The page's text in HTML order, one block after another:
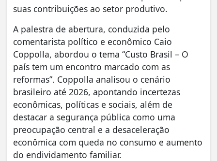
suas contribuições ao setor produtivo.
A palestra de abertura, conduzida pelo
comentarista político e econômico Caio
Coppolla, abordou o tema “Custo Brasil – O
país tem um encontro marcado com as
reformas”. Coppolla analisou o cenário
brasileiro até 2026, apontando incertezas
econômicas, políticas e sociais, além de
destacar a segurança pública como uma
preocupação central e a desaceleração
econômica com queda no consumo e aumento
do endividamento familiar.